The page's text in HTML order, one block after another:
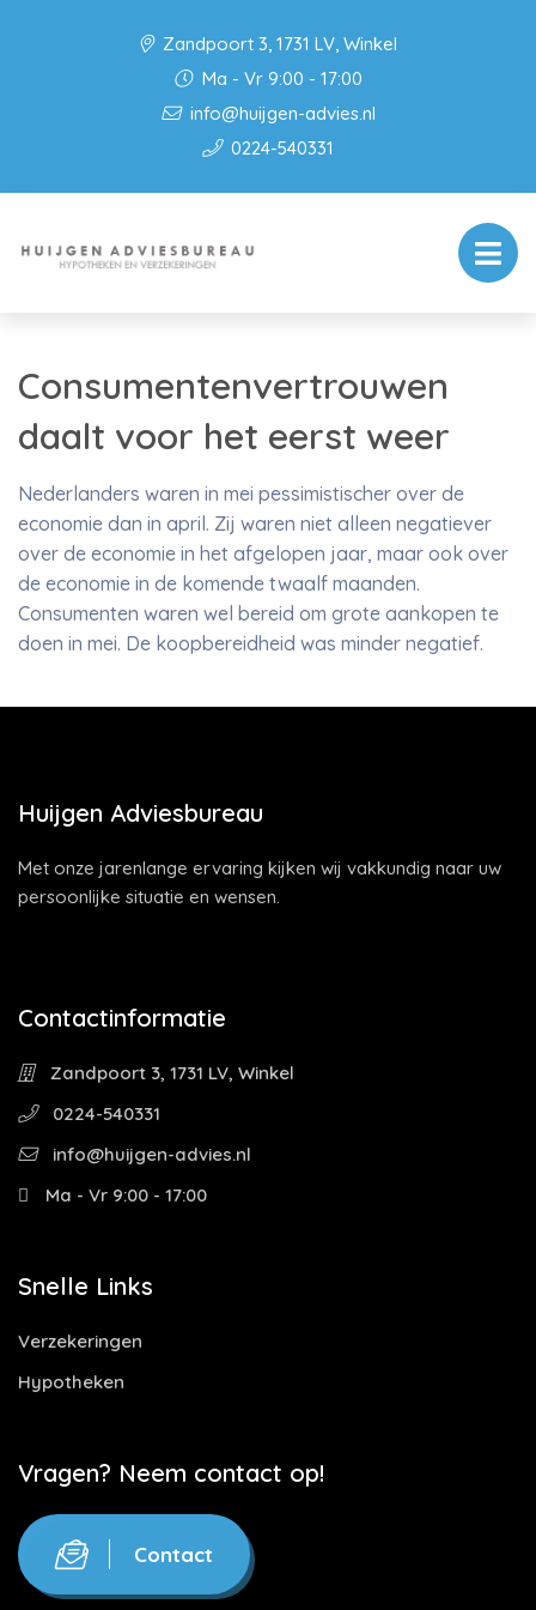
Zandpoort 3, 1731 LV, Winkel
Ma - Vr 9:00 - 17:00
info@huijgen-advies.nl
0224-540331
Consumentenvertrouwen
daalt voor het eerst weer
Nederlanders waren in mei pessimistischer over de
economie dan in april. Zij waren niet alleen negatiever
over de economie in het afgelopen jaar, maar ook over
de economie in de komende twaalf maanden.
Consumenten waren wel bereid om grote aankopen te
doen in mei. De koopbereidheid was minder negatief.
Huijgen Adviesbureau
Met onze jarenlange ervaring kijken wij vakkundig naar uw
persoonlijke situatie en wensen.
Contactinformatie
Zandpoort 3, 1731 LV, Winkel
0224-540331
info@huijgen-advies.nl
Ma - Vr 9:00 - 17:00
Snelle Links
Verzekeringen
Hypotheken
Vragen? Neem contact op!
Contact